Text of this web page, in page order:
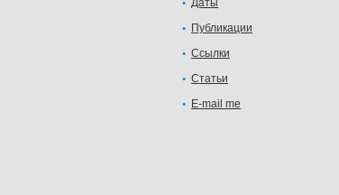
Даты
Публикации
Ссылки
Статьи
E-mail me